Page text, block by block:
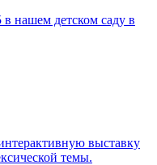
нашем детском саду в
выставку
темы.